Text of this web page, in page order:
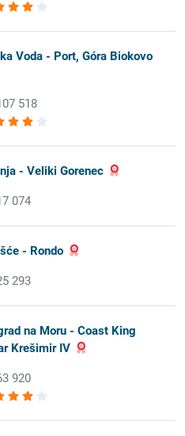
Voda - Port, Góra Biokovo
518
- Veliki Gorenec
074
- Rondo
293
na Moru - Coast King
Krešimir IV
920